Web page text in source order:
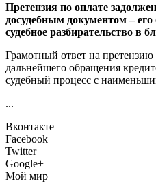
Претензия по оплате
досудебным документом –
судебное разбирательство в
Грамотный ответ на
дальнейшего обращения
судебный процесс с
...
Вконтакте
Facebook
Twitter
Google+
Мой мир